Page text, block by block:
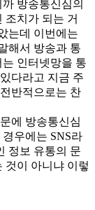
방송통신심의
조치가 되는 거
는데 이번에는
해서 방송과 통
인터넷망을 통
다라고 지금 주
반적으로는 찬
에 방송통신심
우에는 SNS라
정보 유통의 문
것이 아니냐 이렇